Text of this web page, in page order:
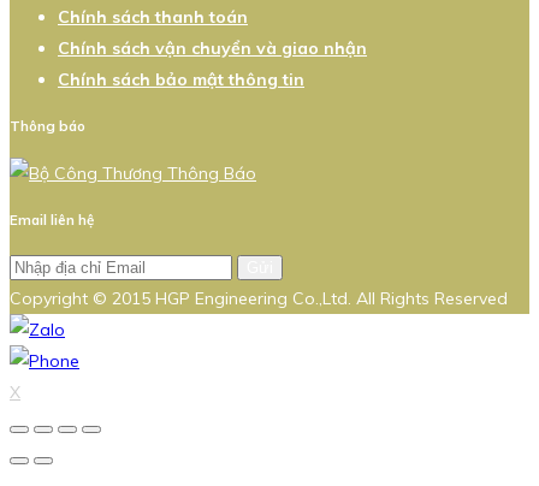
Chính sách thanh toán
Chính sách vận chuyển và giao nhận
Chính sách bảo mật thông tin
Thông báo
Email liên hệ
Copyright © 2015 HGP Engineering Co.,Ltd. All Rights Reserved
X